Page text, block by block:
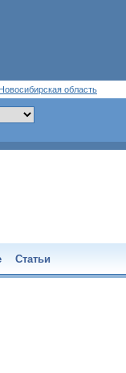
Новосибирская область
Статьи